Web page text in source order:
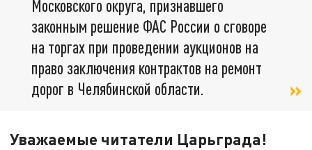
Московского округа, признавшего
законным решение ФАС России о сговоре
на торгах при проведении аукционов на
право заключения контрактов на ремонт
дорог в Челябинской области.
Уважаемые читатели Царьграда!